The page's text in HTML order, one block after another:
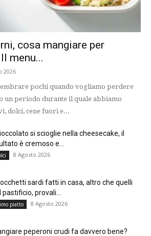
cosa mangiare per
menu...
2026
pochi quando vogliamo perdere
un periodo durante il quale abbiamo
dolci, cene fuori e...
si scioglie nella cheesecake, il
è cremoso e...
8 Agosto 2026
sardi fatti in casa, altro che quelli
pastificio, provali...
piatto 8 Agosto 2026
peperoni crudi fa davvero bene?